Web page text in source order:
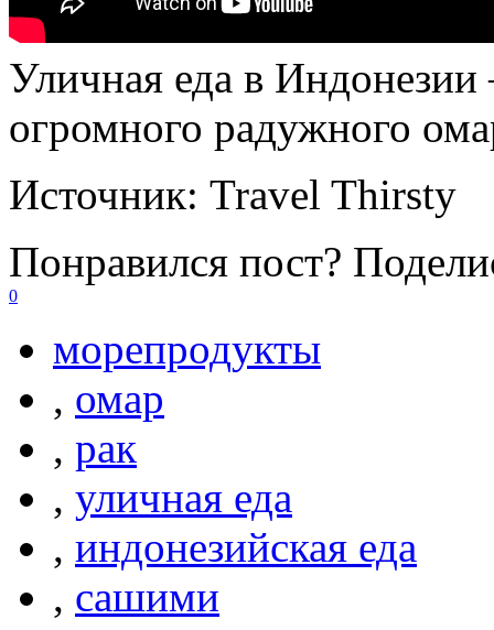
Уличная еда в Индонезии
огромного радужного
Источник: Travel Thirsty
Понравился пост?
0
морепродукты
, омар
, рак
, уличная еда
, индонезийская еда
, сашими